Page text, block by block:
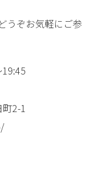
うぞお気軽にご参
2-1